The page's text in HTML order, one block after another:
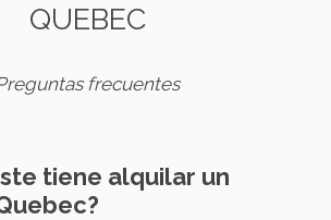
QUEBEC
frecuentes
tiene alquilar un